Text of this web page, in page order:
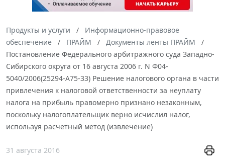
Продукты и услуги
Информационно-правовое
обеспечение
ПРАЙМ
Документы ленты ПРАЙМ
Постановление Федерального арбитражного суда Западно-
Сибирского округа от 16 августа 2006 г. N Ф04-
5040/2006(25294-А75-33) Решение налогового органа в части
привлечения к налоговой ответственности за неуплату
налога на прибыль правомерно признано незаконным,
поскольку налогоплательщик верно исчислил налог,
используя расчетный метод (извлечение)
31 августа 2016